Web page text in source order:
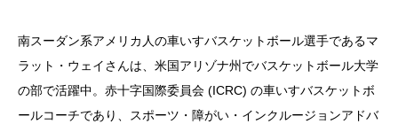
南スーダン系アメリカ人の車いすバスケットボール選手であるマ
ラット・ウェイさんは、米国アリゾナ州でバスケットボール大学
の部で活躍中。赤十字国際委員会 (ICRC) の車いすバスケットボ
ールコーチであり、スポーツ・障がい・インクルージョンアドバ